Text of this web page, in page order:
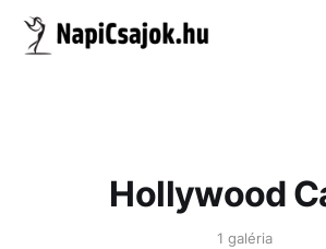
Hollywood
1 galéria